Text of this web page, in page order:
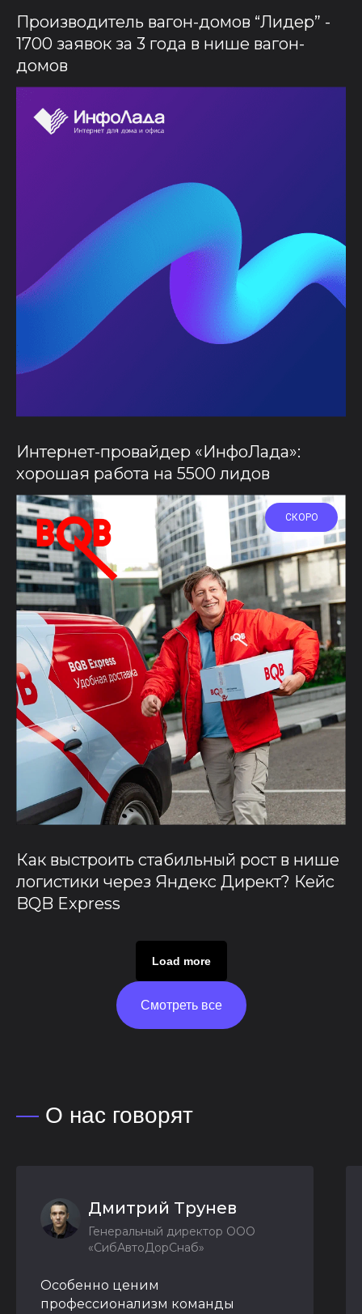
Производитель вагон-домов “Лидер” -
1700 заявок за 3 года в нише вагон-
домов
Интернет-провайдер «ИнфоЛада»:
хорошая работа на 5500 лидов
СКОРО
Как выстроить стабильный рост в нише
логистики через Яндекс Директ? Кейс
BQB Express
Load more
Смотреть все
— О нас говорят
Дмитрий Трунев
Генеральный директор ООО
«СибАвтоДорСнаб»
Особенно ценим
профессионализм команды